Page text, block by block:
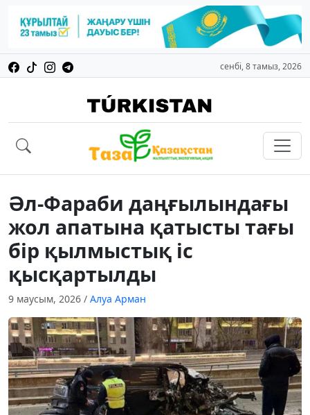
сенбі, 8 тамыз, 2026
Әл-Фараби даңғылындағы
жол апатына қатысты тағы
бір қылмыстық іс
қысқартылды
9 маусым, 2026 / Алуа Арман